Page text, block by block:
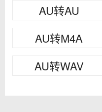
AU转AU
AU转M4A
AU转WAV